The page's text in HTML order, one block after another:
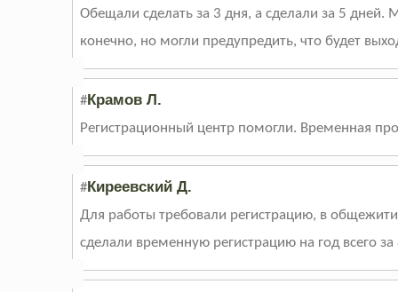
Обещали сделать за 3 дня, а сделали за 5
конечно, но могли предупредить, что будет
#Крамов Л.
Регистрационный центр помогли. Временная
#Киреевский Д.
Для работы требовали регистрацию, в
сделали временную регистрацию на год всего